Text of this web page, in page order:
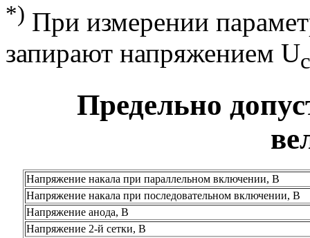
*) При измерении
запирают напряжением U
Предельно
Напряжение накала при параллельном включении, В
Напряжение накала при последовательном включении, В
Напряжение анода, В
Напряжение 2-й сетки, В